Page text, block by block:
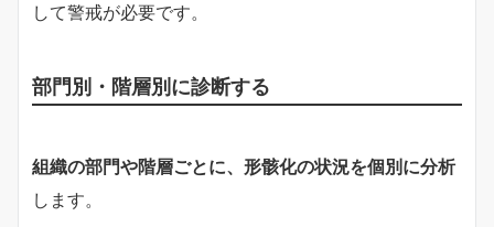
して警戒が必要です。
部門別・階層別に診断する
組織の部門や階層ごとに、形骸化の状況を個別に分析
します。